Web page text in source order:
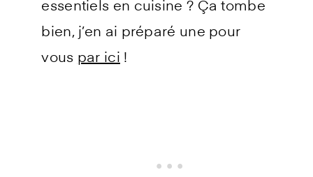
essentiels en cuisine ? Ça tombe
bien, j’en ai préparé une pour
vous par ici !